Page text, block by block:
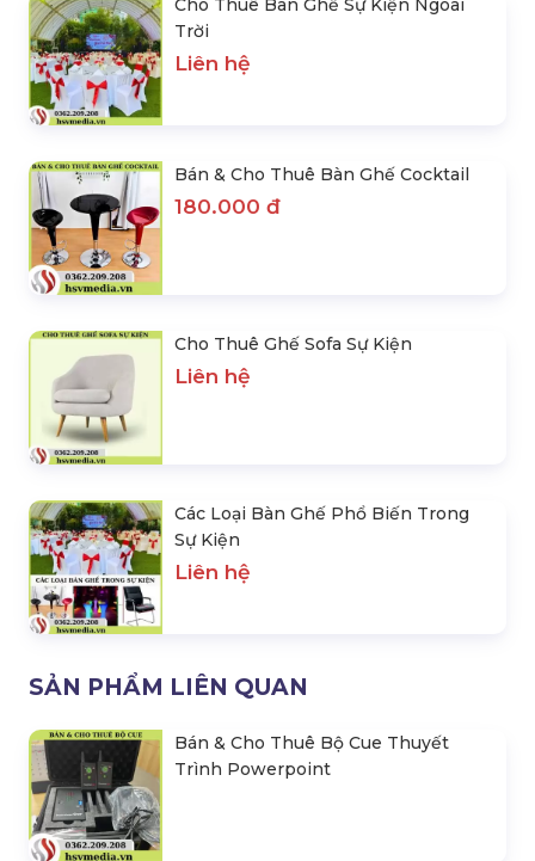
Cho Thuê Bàn Ghế Sự Kiện Ngoài
Trời
Liên hệ
Bán & Cho Thuê Bàn Ghế Cocktail
180.000 đ
Cho Thuê Ghế Sofa Sự Kiện
Liên hệ
Các Loại Bàn Ghế Phổ Biến Trong
Sự Kiện
Liên hệ
SẢN PHẨM LIÊN QUAN
Bán & Cho Thuê Bộ Cue Thuyết
Trình Powerpoint